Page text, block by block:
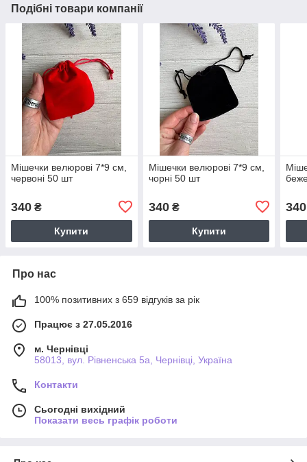
Подібні товари компанії
Мішечки велюрові 7*9 см,
червоні 50 шт
340 ₴
Купити
Мішечки велюрові 7*9 см,
чорні 50 шт
340₴
Купити
340
Про нас
100% позитивних з 659 відгуків за рік
Працює з 27.05.2016
м. Чернівці
58013, вул. Рівненська 5а, Чернівці, Україна
Контакти
Сьогодні вихідний
Показати весь графік роботи